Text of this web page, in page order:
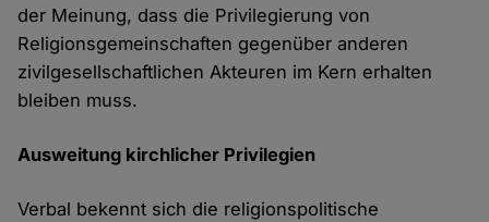
der Meinung, dass die Privilegierung von
Religionsgemeinschaften gegenüber anderen
zivilgesellschaftlichen Akteuren im Kern erhalten
bleiben muss.
Ausweitung kirchlicher Privilegien
Verbal bekennt sich die religionspolitische